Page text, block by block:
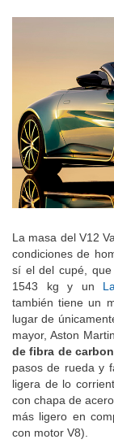
La masa del V12
condiciones de
sí el del cupé,
1543 kg y un
también tiene un
lugar de
mayor, Aston
de fibra de
pasos de rueda y
ligera de lo
con chapa de
más ligero en
con motor V8).